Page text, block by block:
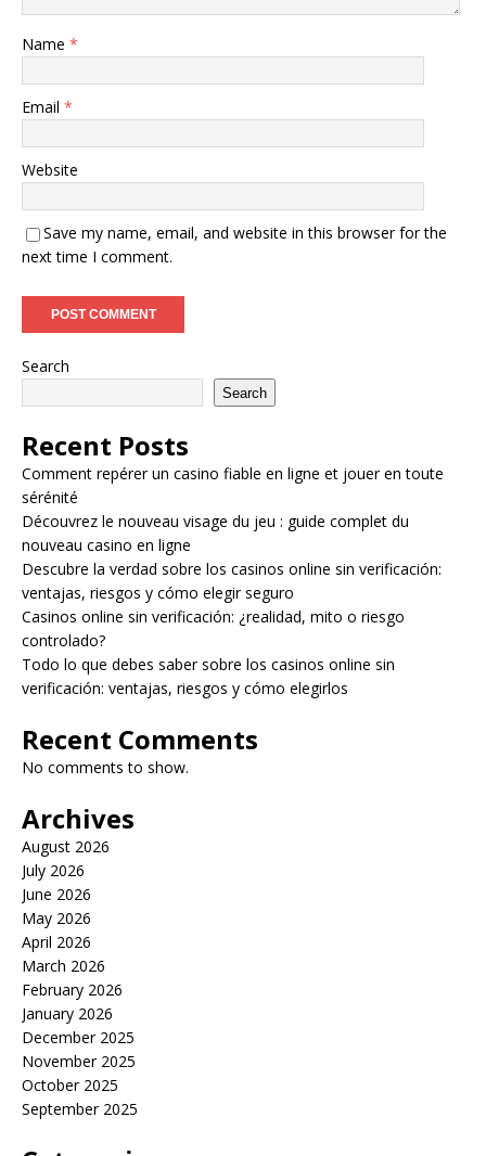
Name *
Email *
Website
Save my name, email, and website in this browser for the
next time I comment.
Search
Search
Recent Posts
Comment repérer un casino fiable en ligne et jouer en toute
sérénité
Découvrez le nouveau visage du jeu : guide complet du
nouveau casino en ligne
Descubre la verdad sobre los casinos online sin verificación:
ventajas, riesgos y cómo elegir seguro
Casinos online sin verificación: ¿realidad, mito o riesgo
controlado?
Todo lo que debes saber sobre los casinos online sin
verificación: ventajas, riesgos y cómo elegirlos
Recent Comments
No comments to show.
Archives
August 2026
July 2026
June 2026
May 2026
April 2026
March 2026
February 2026
January 2026
December 2025
November 2025
October 2025
September 2025